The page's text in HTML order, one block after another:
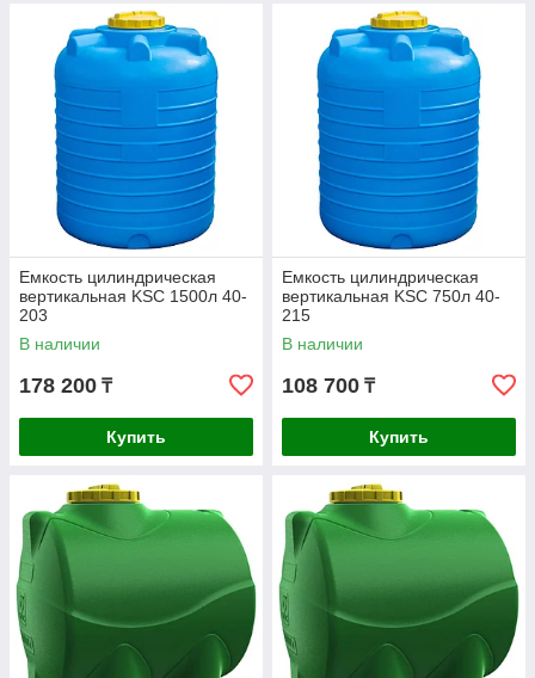
Емкость цилиндрическая
вертикальная KSC 1500л 40-
203
В наличии
178 200 ₸
Купить
Емкость цилиндрическая
вертикальная KSC 750л 40-
215
В наличии
108 700 ₸
Купить